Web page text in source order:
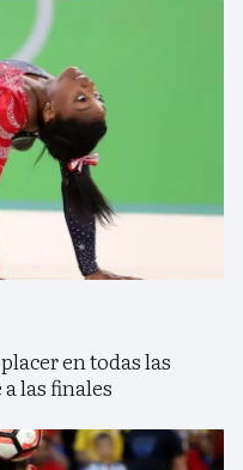
en todas las
las finales